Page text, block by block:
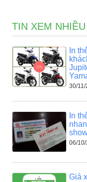
TIN XEM
In
30/11/
In
06/
Giá